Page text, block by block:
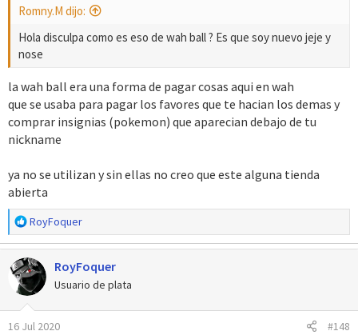
Romny.M dijo:
Hola disculpa como es eso de wah ball ? Es que soy nuevo jeje y
nose
la wah ball era una forma de pagar cosas aqui en wah
que se usaba para pagar los favores que te hacian los demas y
comprar insignias (pokemon) que aparecian debajo de tu
nickname
ya no se utilizan y sin ellas no creo que este alguna tienda
abierta
R
e
a
c
c
i
o
n
RoyFoquer
RoyFoquer
Usuario de plata
16 Jul 2020 #148